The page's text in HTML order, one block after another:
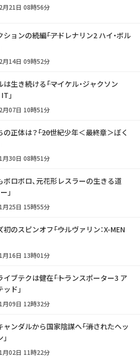
月21日 08時56分
ョンの続編――「アドレナリン2 ハイ・ボル
月14日 09時52分
生き続ける――「マイケル・ジャクソン
」
月07日 10時51分
正体は？――「20世紀少年＜最終章＞ぼく
月30日 08時51分
ボロボロ、元花形レスラーの生きる道
」
月25日 15時55分
のスピンオフ――「ウルヴァリン：X-MEN
月16日 13時01分
ブテクは健在――「トランスポーター3 ア
ド」
月09日 12時32分
ンダルから国家陰謀へ――「消されたヘッ
月02日 11時22分